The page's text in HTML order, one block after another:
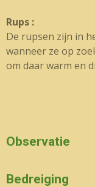
Rups :
De rupsen zijn in
wanneer ze op
om daar warm en
Observatie
Bedreiging